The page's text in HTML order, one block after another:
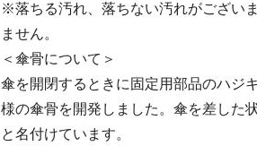
※落ちる汚れ、落ちない汚れがござい
ません。
＜傘骨について＞
傘を開閉するときに固定用部品のハジ
様の傘骨を開発しました。傘を差した
と名付けています。